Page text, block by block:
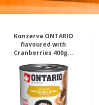
Konzerva ONTARIO
flavoured with
Cranberries 400g...